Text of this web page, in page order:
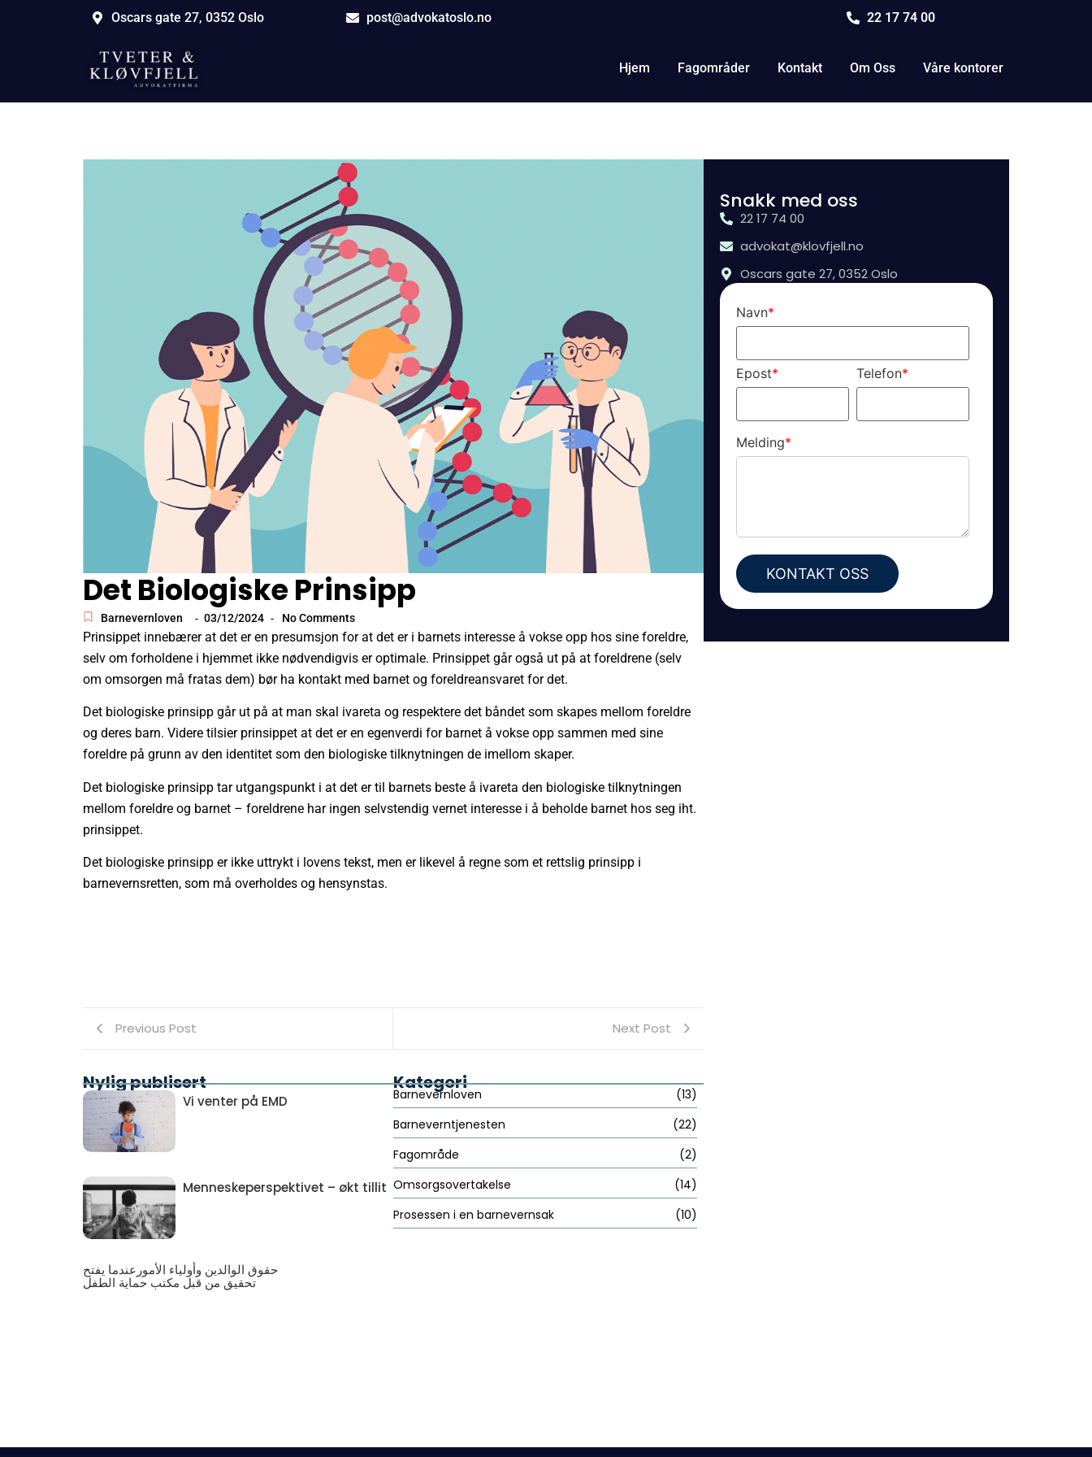
Oscars gate 27, 0352 Oslo post@advokatoslo.no 22 17 74 00
Hjem Fagområder Kontakt Om Oss Våre kontorer
Det Biologiske Prinsipp
Barnevernloven - 03/12/2024 - No Comments
Prinsippet innebærer at det er en presumsjon for at det er i barnets interesse å vokse opp hos sine foreldre,
selv om forholdene i hjemmet ikke nødvendigvis er optimale. Prinsippet går også ut på at foreldrene (selv
om omsorgen må fratas dem) bør ha kontakt med barnet og foreldreansvaret for det.
Det biologiske prinsipp går ut på at man skal ivareta og respektere det båndet som skapes mellom foreldre
og deres barn. Videre tilsier prinsippet at det er en egenverdi for barnet å vokse opp sammen med sine
foreldre på grunn av den identitet som den biologiske tilknytningen de imellom skaper.
Det biologiske prinsipp tar utgangspunkt i at det er til barnets beste å ivareta den biologiske tilknytningen
mellom foreldre og barnet – foreldrene har ingen selvstendig vernet interesse i å beholde barnet hos seg iht.
prinsippet.
Det biologiske prinsipp er ikke uttrykt i lovens tekst, men er likevel å regne som et rettslig prinsipp i
barnevernsretten, som må overholdes og hensynstas.
Previous Post Next Post
Nylig publisert
Vi venter på EMD
Menneskeperspektivet – økt tillit
حقوق الوالدين وأولياء الأمورعندما يفتح
تحقيق من قبل مكتب حماية الطفل
Kategori
Barnevernloven
(13)
Barneverntjenesten
(22)
Fagområde
(2)
Omsorgsovertakelse
(14)
Prosessen i en barnevernsak
(10)
Snakk med oss
22 17 74 00
advokat@klovfjell.no
Oscars gate 27, 0352 Oslo
Navn*
Epost* Telefon*
Melding*